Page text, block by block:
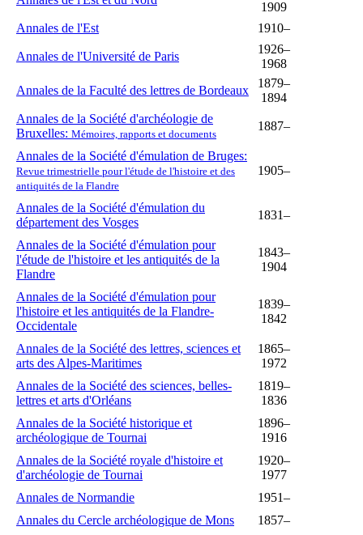
1909
Annales de l'Est
1910–
Annales de l'Université de Paris
1926–
1968
Annales de la Faculté des lettres de Bordeaux
1879–
1894
Annales de la Société d'archéologie de
Bruxelles: Mémoires, rapports et documents
1887–
Annales de la Société d'émulation de Bruges:
Revue trimestrielle pour l'étude de l'histoire et des
antiquités de la Flandre
1905–
Annales de la Société d'émulation du
département des Vosges
1831–
Annales de la Société d'émulation pour
l'étude de l'histoire et les antiquités de la
Flandre
1843–
1904
Annales de la Société d'émulation pour
l'histoire et les antiquités de la Flandre-
Occidentale
1839–
1842
Annales de la Société des lettres, sciences et
arts des Alpes-Maritimes
1865–
1972
Annales de la Société des sciences, belles-
lettres et arts d'Orléans
1819–
1836
Annales de la Société historique et
archéologique de Tournai
1896–
1916
Annales de la Société royale d'histoire et
d'archéologie de Tournai
1920–
1977
Annales de Normandie
1951–
Annales du Cercle archéologique de Mons
1857–